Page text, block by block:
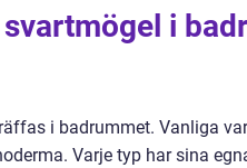
i
i badrummet. Vanliga
Varje typ har sina